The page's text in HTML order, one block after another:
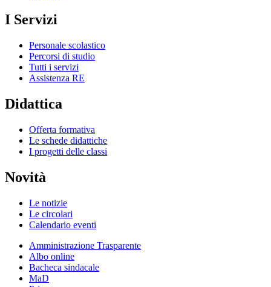
I Servizi
Personale scolastico
Percorsi di studio
Tutti i servizi
Assistenza RE
Didattica
Offerta formativa
Le schede didattiche
I progetti delle classi
Novità
Le notizie
Le circolari
Calendario eventi
Amministrazione Trasparente
Albo online
Bacheca sindacale
MaD